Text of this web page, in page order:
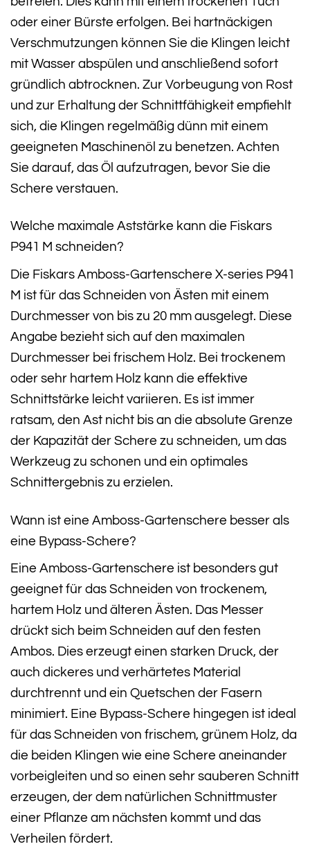
oder einer Bürste erfolgen. Bei hartnäckigen
Verschmutzungen können Sie die Klingen leicht
mit Wasser abspülen und anschließend sofort
gründlich abtrocknen. Zur Vorbeugung von Rost
und zur Erhaltung der Schnittfähigkeit empfiehlt
sich, die Klingen regelmäßig dünn mit einem
geeigneten Maschinenöl zu benetzen. Achten
Sie darauf, das Öl aufzutragen, bevor Sie die
Schere verstauen.
Welche maximale Aststärke kann die Fiskars
P941 M schneiden?
Die Fiskars Amboss-Gartenschere X-series P941
M ist für das Schneiden von Ästen mit einem
Durchmesser von bis zu 20 mm ausgelegt. Diese
Angabe bezieht sich auf den maximalen
Durchmesser bei frischem Holz. Bei trockenem
oder sehr hartem Holz kann die effektive
Schnittstärke leicht variieren. Es ist immer
ratsam, den Ast nicht bis an die absolute Grenze
der Kapazität der Schere zu schneiden, um das
Werkzeug zu schonen und ein optimales
Schnittergebnis zu erzielen.
Wann ist eine Amboss-Gartenschere besser als
eine Bypass-Schere?
Eine Amboss-Gartenschere ist besonders gut
geeignet für das Schneiden von trockenem,
hartem Holz und älteren Ästen. Das Messer
drückt sich beim Schneiden auf den festen
Ambos. Dies erzeugt einen starken Druck, der
auch dickeres und verhärtetes Material
durchtrennt und ein Quetschen der Fasern
minimiert. Eine Bypass-Schere hingegen ist ideal
für das Schneiden von frischem, grünem Holz, da
die beiden Klingen wie eine Schere aneinander
vorbeigleiten und so einen sehr sauberen Schnitt
erzeugen, der dem natürlichen Schnittmuster
einer Pflanze am nächsten kommt und das
Verheilen fördert.